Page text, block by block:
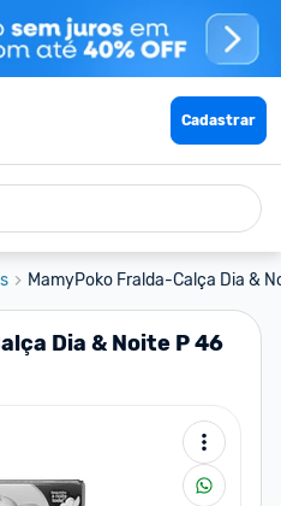
Cadastrar
MamyPoko Fralda-Calça Dia &
Dia & Noite P 46